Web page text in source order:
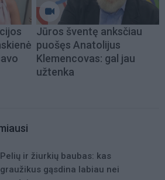
Jūros šventę anksčiau
puošęs Anatolijus
Klemencovas: gal jau
užtenka
Pelių ir žiurkių baubas: kas
graužikus gąsdina labiau nei